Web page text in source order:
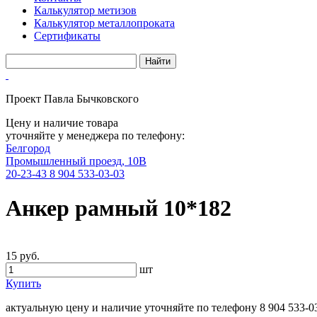
Калькулятор метизов
Калькулятор металлопроката
Сертификаты
Проект Павла Бычковского
Цену и наличие товара
уточняйте у менеджера по телефону:
Белгород
Промышленный проезд, 10В
20-23-43 8 904 533-03-03
Анкер рамный 10*182
15 руб.
шт
Купить
актуальную цену и наличие уточняйте по телефону 8 904 533-